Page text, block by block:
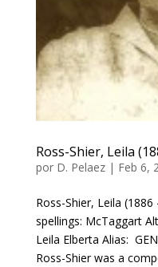
Ross-Shier, Leila
por D. Pelaez| Feb 6,
Ross-Shier, Leila
spellings: McTaggart
Leila Elberta Alias:
Ross-Shier was a